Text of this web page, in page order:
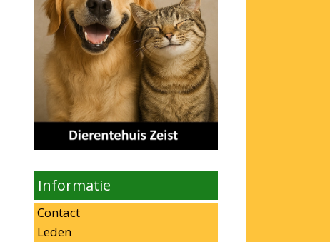
Informatie
Contact
Leden